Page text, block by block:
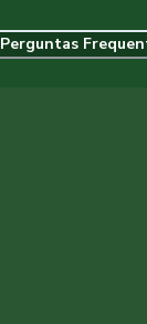
Perguntas